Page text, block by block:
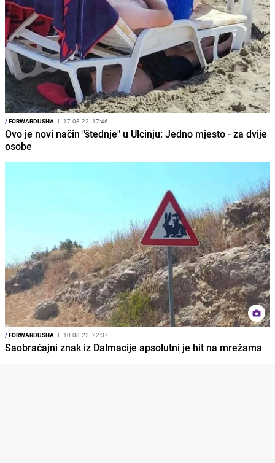
/FORWARDUSHA I 17.08.22. 17:46
Ovo je novi način "štednje" u Ulcinju: Jedno mjesto - za dvije
osobe
/FORWARDUSHA I 10.08.22. 22:37
Saobraćajni znak iz Dalmacije apsolutni je hit na mrežama